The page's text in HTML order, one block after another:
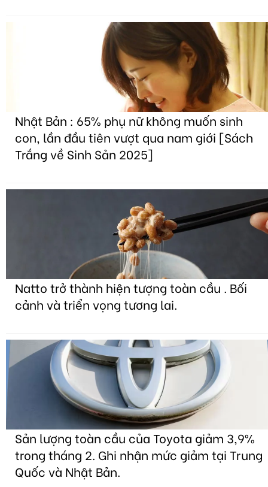
Nhật Bản : 65% phụ nữ không muốn sinh
con, lần đầu tiên vượt qua nam giới [Sách
Trắng về Sinh Sản 2025]
Natto trở thành hiện tượng toàn cầu . Bối
cảnh và triển vọng tương lai.
Sản lượng toàn cầu của Toyota giảm 3,9%
trong tháng 2. Ghi nhận mức giảm tại Trung
Quốc và Nhật Bản.